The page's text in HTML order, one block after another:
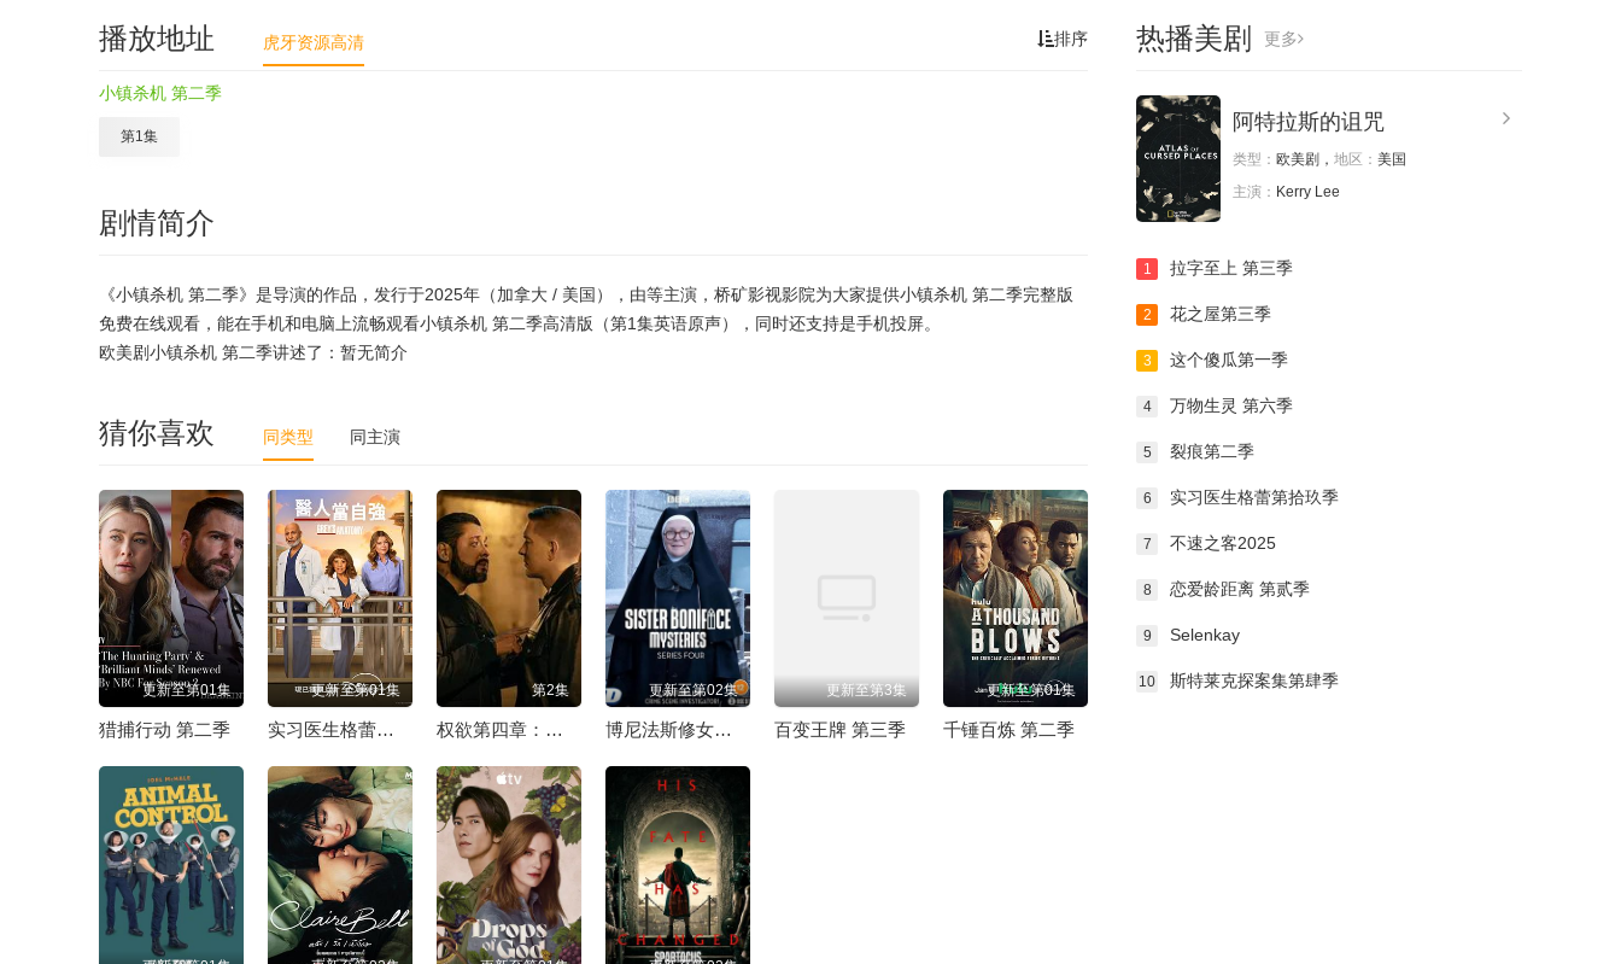
排序
播放地址 虎牙资源高清
小镇杀机 第二季
第1集
剧情简介
《小镇杀机 第二季》是导演的作品，发行于2025年（加拿大 / 美国），由等主演，桥矿影视影院为大家提供小镇杀机 第二季完整版
免费在线观看，能在手机和电脑上流畅观看小镇杀机 第二季高清版（第1集英语原声），同时还支持是手机投屏。
欧美剧小镇杀机 第二季讲述了：暂无简介
猜你喜欢 同类型 同主演
更新至第01集
猎捕行动 第二季
更新至第01集
实习医生格蕾第二十二季
第2集
权欲第四章：武力 第三季
更新至第02集
博尼法斯修女探案集 第四季
更新至第3集
百变王牌 第三季
更新至第01集
千锤百炼 第二季
热播美剧 更多
阿特拉斯的诅咒
类型： 欧美剧， 地区： 美国
主演： Kerry Lee
1 拉字至上 第三季
2 花之屋第三季
3 这个傻瓜第一季
4 万物生灵 第六季
5 裂痕第二季
6 实习医生格蕾第拾玖季
7 不速之客2025
8 恋爱龄距离 第贰季
9 Selenkay
10 斯特莱克探案集第肆季